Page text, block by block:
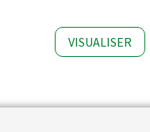
VISUALISER